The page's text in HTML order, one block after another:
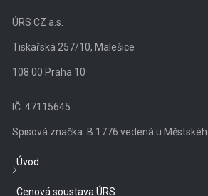
ÚRS CZ a.s.
Tiskařská 257/10, Malešice
108 00 Praha 10
IČ: 47115645
Spisová značka: B 1776 vedená u
Úvod
Cenová soustava ÚRS